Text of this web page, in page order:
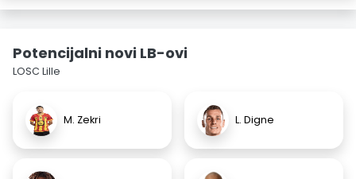
Potencijalni novi LB-ovi
LOSC Lille
M. Zekri L. Digne